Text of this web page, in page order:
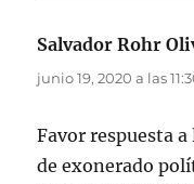
Salvador Rohr
junio 19, 2020 a las
Favor respuesta
de exonerado